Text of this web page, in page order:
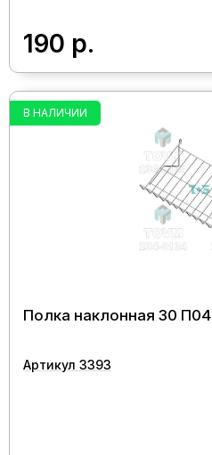
190 р.
В НАЛИЧИИ
Полка наклонная 30 П04
Артикул 3393